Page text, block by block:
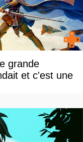
grande
et c'est une